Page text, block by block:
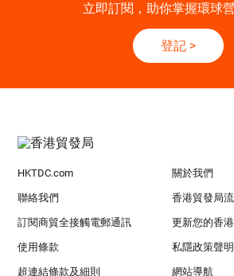
立即訂閱，助你掌握環球
登記 >
HKTDC.com 關於我們
聯絡我們 香港貿發局
訂閱商貿全接觸電郵通訊 更新您的香
使用條款 私隱政策聲明
超連結條款及細則 網站導航